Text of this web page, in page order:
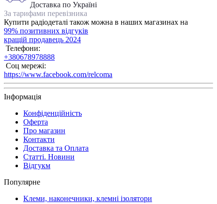
Доставка по Україні
За тарифами перевізника
Купити радіодеталі також можна в наших магазинах на
99% позитивних відгуків
кращій продавець 2024
Телефони:
+380678978888
Соц мережі:
https://www.facebook.com/relcoma
Інформація
Конфіденційність
Оферта
Про магазин
Контакти
Доставка та Оплата
Статті. Новини
Відгукм
Популярне
Клеми, наконечники, клемні ізолятори